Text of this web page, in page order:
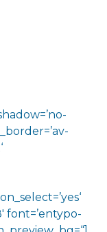
font=’entypo-